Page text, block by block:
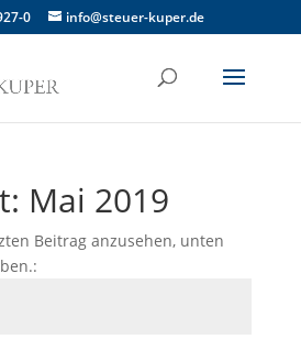
0 info@steuer-kuper.de
Mai 2019
Beitrag anzusehen, unten